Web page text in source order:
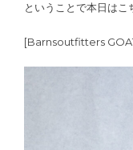
ということで本日はこ
[Barnsoutfitters